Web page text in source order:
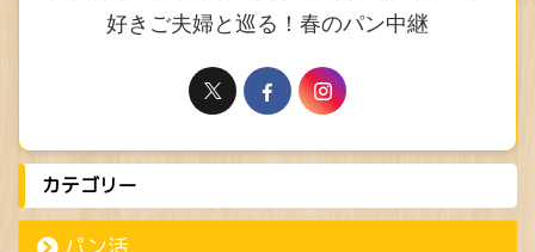
好きご夫婦と巡る！春のパン中継
カテゴリー